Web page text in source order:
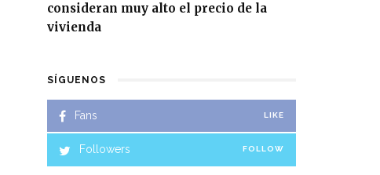
consideran muy alto el precio de la
vivienda
SÍGUENOS
Fans LIKE
Followers FOLLOW